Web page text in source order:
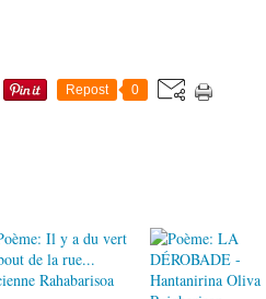
Repost 0